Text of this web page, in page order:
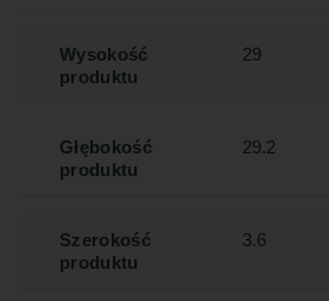
Wysokość
produktu
29
Głębokość
produktu
29.2
Szerokość
produktu
3.6